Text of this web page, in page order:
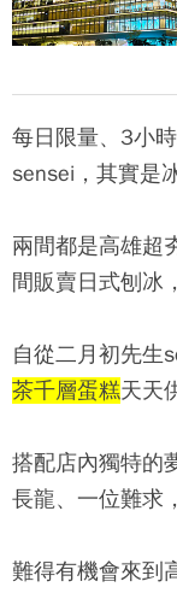
每日限量、3小
sensei，其實是
兩間都是高雄超
間販賣日式刨冰，
自從二月初先生
茶千層蛋糕天天
搭配店內獨特的
長龍、一位難求，
難得有機會來到